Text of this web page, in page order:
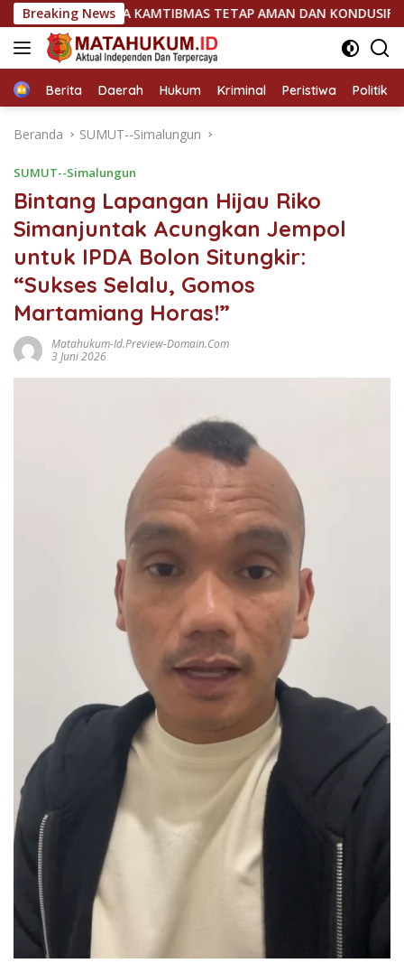
Langsung
ke
konten
Breaking News
JAGA KAMTIBMAS TETAP AMAN DAN KONDUSIFl
HomeBerita Daerah Hukum Kriminal Peristiwa Politik
Beranda SUMUT--Simalungun
SUMUT--Simalungun
Bintang Lapangan Hijau Riko
Simanjuntak Acungkan Jempol
untuk IPDA Bolon Situngkir:
“Sukses Selalu, Gomos
Martamiang Horas!”
Matahukum-Id.preview-Domain.com
3 Juni 2026